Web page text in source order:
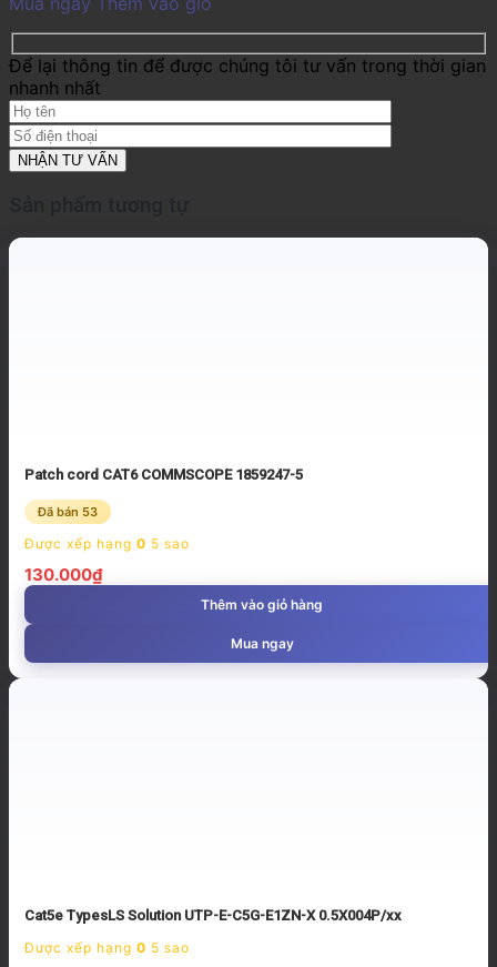
Để lại thông tin để được chúng tôi tư vấn trong thời gian
nhanh nhất
Patch cord CAT6 COMMSCOPE 1859247-5
Đã bán 53
Được xếp hạng 0 5 sao
130.000₫
Thêm vào giỏ hàng
Mua ngay
Cat5e TypesLS Solution UTP-E-C5G-E1ZN-X 0.5X004P/xx
Được xếp hạng 0 5 sao